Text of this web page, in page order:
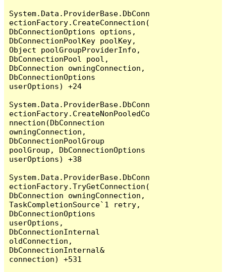
System.Data.ProviderBase.DbConn
ectionFactory.CreateConnection(
DbConnectionOptions options,
DbConnectionPoolKey poolKey,
Object poolGroupProviderInfo,
DbConnectionPool pool,
DbConnection owningConnection,
DbConnectionOptions
userOptions) +24
System.Data.ProviderBase.DbConn
ectionFactory.CreateNonPooledCo
nnection(DbConnection
owningConnection,
DbConnectionPoolGroup
poolGroup, DbConnectionOptions
userOptions) +38
System.Data.ProviderBase.DbConn
ectionFactory.TryGetConnection(
DbConnection owningConnection,
TaskCompletionSource`1 retry,
DbConnectionOptions
userOptions,
DbConnectionInternal
oldConnection,
DbConnectionInternal&
connection) +531